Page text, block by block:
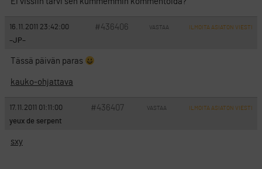
16.11.2011 23:42:00 #436406 VASTAA ILMOITA ASIATON VIESTI
–JP–
Tässä päivän paras
kauko-ohjattava
17.11.2011 01:11:00 #436407 VASTAA ILMOITA ASIATON VIESTI
yeux de serpent
sxy